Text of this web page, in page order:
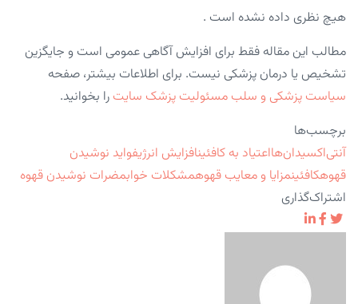
هیچ نظری داده نشده است .
مطالب این مقاله فقط برای افزایش آگاهی عمومی است و جایگزین
تشخیص یا درمان پزشکی نیست. برای اطلاعات بیشتر، صفحه
سیاست پزشکی و سلب مسئولیت پزشک سایت را بخوانید.
برچسب‌ها
آنتی‌اکسیدان‌هااعتیاد به کافئینافزایش انرژیفواید نوشیدن
قهوهکافئینمزایا و معایب قهوهمشکلات خوابمضرات نوشیدن قهوه
اشتراک‌گذاری